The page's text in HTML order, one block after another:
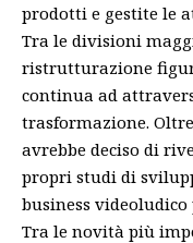
prodotti e gestite le
Tra le divisioni
ristrutturazione
continua ad
trasformazione.
avrebbe deciso di
propri studi di
business
Tra le novità più